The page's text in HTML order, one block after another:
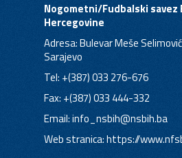
Nogometni/Fudbalski savez
Hercegovine
Adresa: Bulevar Meše
Sarajevo
Tel: +(387) 033 276-676
Fax: +(387) 033 444-332
Email:info_nsbih@nsbih.ba
Web stranica: https://